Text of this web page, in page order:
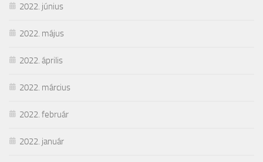
2022. június
2022. május
2022. április
2022. március
2022. február
2022. január